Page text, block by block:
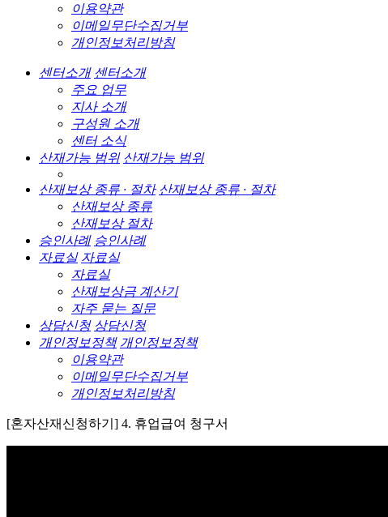
이용약관
이메일무단수집거부
개인정보처리방침
센터소개 센터소개
주요 업무
지사 소개
구성원 소개
센터 소식
산재가능 범위 산재가능 범위
산재보상 종류 · 절차 산재보상 종류 · 절차
산재보상 종류
산재보상 절차
승인사례 승인사례
자료실 자료실
자료실
산재보상금 계산기
자주 묻는 질문
상담신청 상담신청
개인정보정책 개인정보정책
이용약관
이메일무단수집거부
개인정보처리방침
[혼자산재신청하기] 4. 휴업급여 청구서